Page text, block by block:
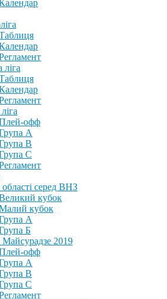
Календар
офф
А
В
С
серед ВНЗ
кубок
кубок
А
Б
2019
офф
А
В
С